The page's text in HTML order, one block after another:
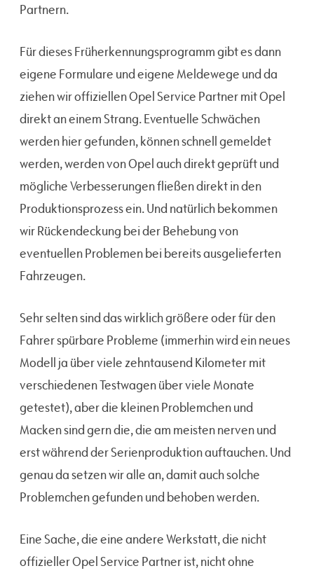
Partnern.
Für dieses Früherkennungsprogramm gibt es dann
eigene Formulare und eigene Meldewege und da
ziehen wir offiziellen Opel Service Partner mit Opel
direkt an einem Strang. Eventuelle Schwächen
werden hier gefunden, können schnell gemeldet
werden, werden von Opel auch direkt geprüft und
mögliche Verbesserungen fließen direkt in den
Produktionsprozess ein. Und natürlich bekommen
wir Rückendeckung bei der Behebung von
eventuellen Problemen bei bereits ausgelieferten
Fahrzeugen.
Sehr selten sind das wirklich größere oder für den
Fahrer spürbare Probleme (immerhin wird ein neues
Modell ja über viele zehntausend Kilometer mit
verschiedenen Testwagen über viele Monate
getestet), aber die kleinen Problemchen und
Macken sind gern die, die am meisten nerven und
erst während der Serienproduktion auftauchen. Und
genau da setzen wir alle an, damit auch solche
Problemchen gefunden und behoben werden.
Eine Sache, die eine andere Werkstatt, die nicht
offizieller Opel Service Partner ist, nicht ohne